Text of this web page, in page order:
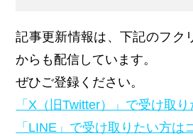
記事更新情報は、下記のフク
からも配信しています。
ぜひご登録ください。
「X（旧Twitter）」で受け取
「LINE」で受け取りたい方は